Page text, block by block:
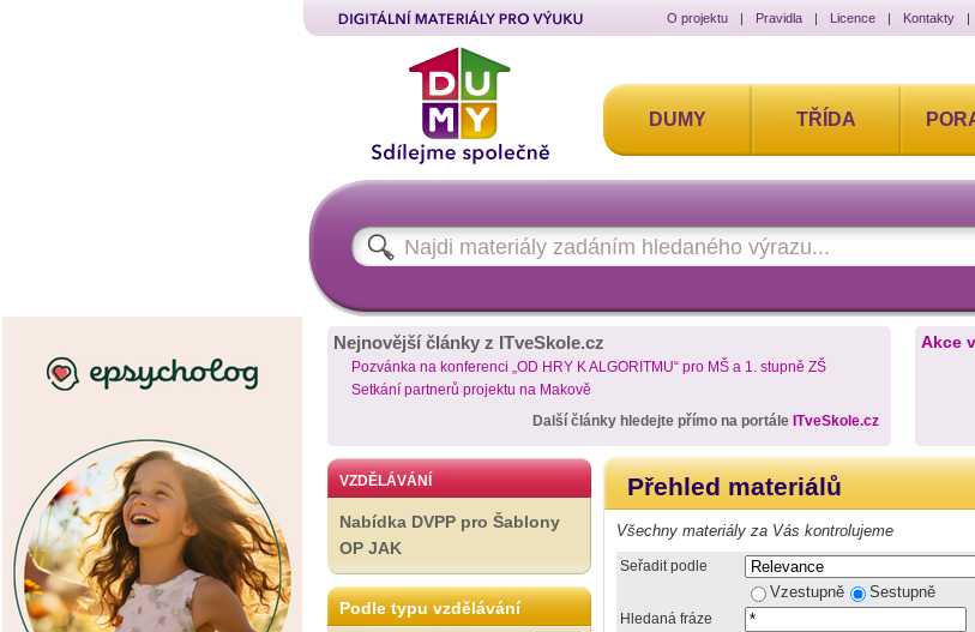
O projektu | Pravidla | Licence | Kontakty |
DUMY TŘÍDA
Nejnovější články z ITveSkole.cz
Pozvánka na konferenci „OD HRY K ALGORITMU“ pro MŠ a 1. stupně ZŠ
Setkání partnerů projektu na Makově
Další články hledejte přímo na portále ITveSkole.cz
Akce
VZDĚLÁVÁNÍ
Nabídka DVPP pro Šablony
OP JAK
Podle typu vzdělávání
Přehled materiálů
Všechny materiály za Vás kontrolujeme
Seřadit podle
Vzestupně Sestupně
Hledaná fráze